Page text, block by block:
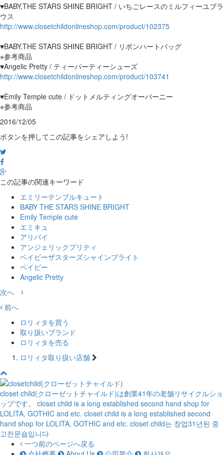
♥BABY,THE STARS SHINE BRIGHT / いちごレースのミルフィーユブラ
ウス
http://www.closetchildonlineshop.com/product/102375
♥BABY,THE STARS SHINE BRIGHT / リボンハートバッグ
※参考商品
♥Angelic Pretty / ティーパーティーシューズ
http://www.closetchildonlineshop.com/product/103741
♥Emily Temple cute / ドットメルティングオーバーニー
※参考商品
2016/12/05
ボタンを押してこの記事をシェアしよう!
この記事の関連キーワード
エミリーテンプルキュート
BABY THE STARS SHINE BRIGHT
Emily Temple cute
エミキュ
アリパイ
アンジェリックプリティ
ベイビーザスターズシャインブライト
ベイビー
Angelic Pretty
次へ
前へ
ロリィタを買う
取り扱いブランド
ロリィタを売る
ロリィタ取り扱い店舗
closet child(クローゼットチャイルド)は創業41年の老舗リサイクルショ
ップです。
closet child is a long established second hand shop for
LOLITA, GOTHIC and etc. closet child is a long established second
hand shop for LOLITA, GOTHIC and etc. closet child는 창업31년된 중
고전문숍입니다
一つ前のページへ戻る